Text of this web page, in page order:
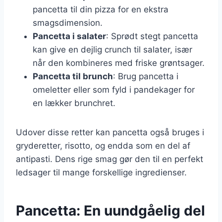
pancetta til din pizza for en ekstra
smagsdimension.
Pancetta i salater: Sprødt stegt pancetta
kan give en dejlig crunch til salater, især
når den kombineres med friske grøntsager.
Pancetta til brunch: Brug pancetta i
omeletter eller som fyld i pandekager for
en lækker brunchret.
Udover disse retter kan pancetta også bruges i
gryderetter, risotto, og endda som en del af
antipasti. Dens rige smag gør den til en perfekt
ledsager til mange forskellige ingredienser.
Pancetta: En uundgåelig del